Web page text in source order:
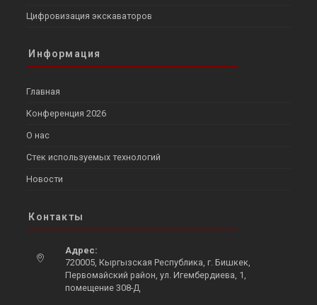
Цифровизация экскаваторов
Информация
Главная
Конференция 2026
О нас
Стек используемых технологий
Новости
Контакты
Адрес:
720005, Кыргызская Республика, г. Бишкек,
Первомайский район, ул. Игембердиева, 1,
помещение 308-Д